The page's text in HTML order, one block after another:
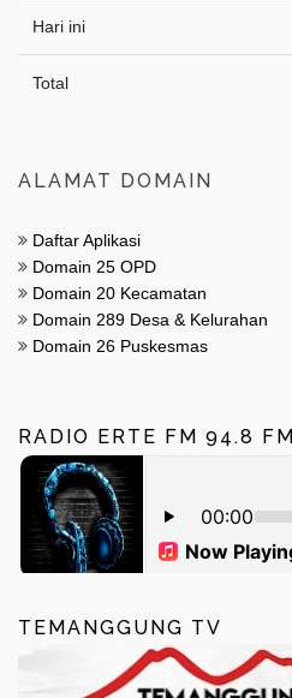
Hari ini
Total
ALAMAT DOMAIN
Daftar Aplikasi
Domain 25 OPD
Domain 20 Kecamatan
Domain 289 Desa & Kelurahan
Domain 26 Puskesmas
RADIO ERTE FM 94.8 FM
TEMANGGUNG TV